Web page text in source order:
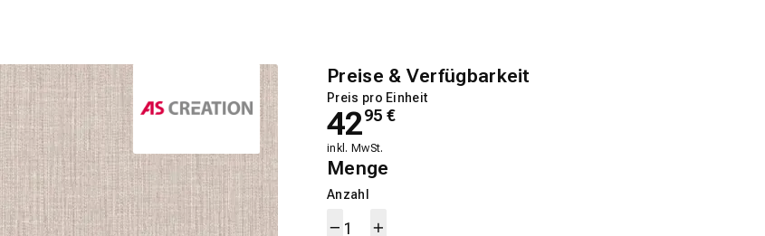
Preise & Verfügbarkeit
Preis pro Einheit
4295 €
inkl. MwSt.
Menge
Anzahl